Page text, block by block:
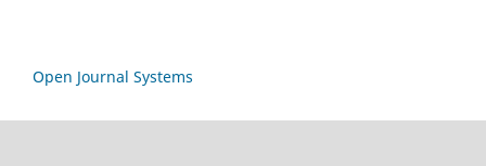
Open Journal Systems